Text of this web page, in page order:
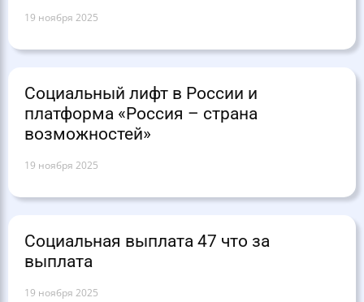
19 ноября 2025
Социальный лифт в России и
платформа «Россия – страна
возможностей»
19 ноября 2025
Социальная выплата 47 что за
выплата
19 ноября 2025